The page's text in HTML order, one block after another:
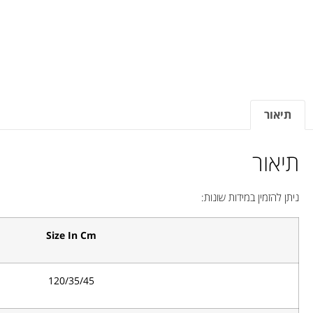
תיאור
תיאור
ניתן להזמין במידות שונות:
Size In Cm
120/35/45